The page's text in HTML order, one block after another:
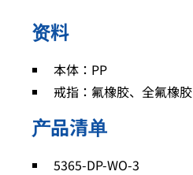
资料
本体：PP
戒指：氟橡胶、全氟橡胶
产品清单
5365-DP-WO-3